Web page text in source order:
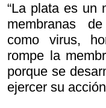
“La plata es un
membranas
como virus,
rompe la
porque se
ejercer su